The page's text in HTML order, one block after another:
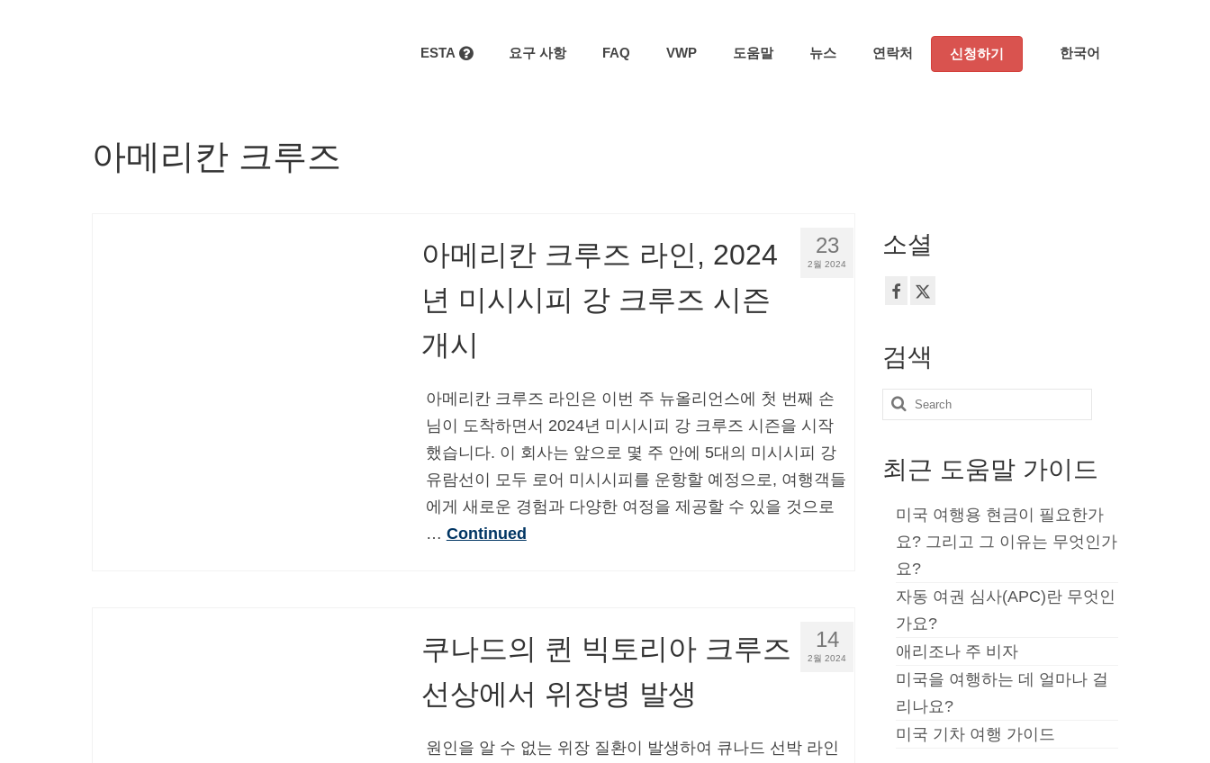
ESTA 요구 사항 FAQ VWP 도움말 뉴스 연락처 신청하기 한국어
아메리칸 크루즈
23
2월 2024
아메리칸 크루즈 라인, 2024
년 미시시피 강 크루즈 시즌
개시
아메리칸 크루즈 라인은 이번 주 뉴올리언스에 첫 번째 손
님이 도착하면서 2024년 미시시피 강 크루즈 시즌을 시작
했습니다. 이 회사는 앞으로 몇 주 안에 5대의 미시시피 강
유람선이 모두 로어 미시시피를 운항할 예정으로, 여행객들
에게 새로운 경험과 다양한 여정을 제공할 수 있을 것으로
… Continued
14
2월 2024
쿠나드의 퀸 빅토리아 크루즈
선상에서 위장병 발생
원인을 알 수 없는 위장 질환이 발생하여 큐나드 선박 라인
소셜
검색
Search
최근 도움말 가이드
미국 여행용 현금이 필요한가
요? 그리고 그 이유는 무엇인가
요?
자동 여권 심사(APC)란 무엇인
가요?
애리조나 주 비자
미국을 여행하는 데 얼마나 걸
리나요?
미국 기차 여행 가이드